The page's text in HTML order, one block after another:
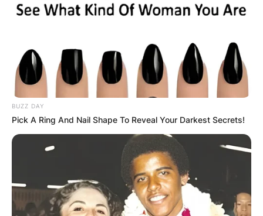
ПОПУЛАРНИ
ЛОКАЦИИ
BUZZ DAY
Pick A Ring And Nail Shape To Reveal Your Darkest Secrets!